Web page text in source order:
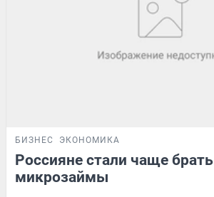
БИЗНЕС ЭКОНОМИКА
Россияне стали чаще брать
микрозаймы